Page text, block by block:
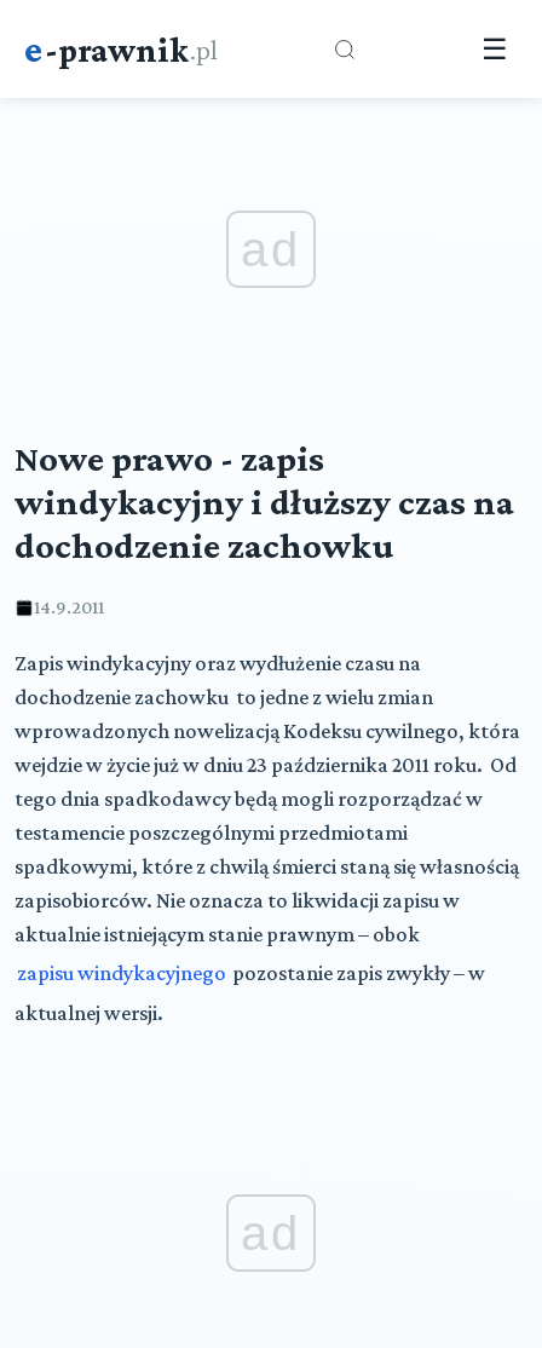
e-prawnik.pl ☰
ad
Nowe prawo - zapis
windykacyjny i dłuższy czas na
dochodzenie zachowku
14.9.2011
Zapis windykacyjny oraz wydłużenie czasu na
dochodzenie zachowku to jedne z wielu zmian
wprowadzonych nowelizacją Kodeksu cywilnego, która
wejdzie w życie już w dniu 23 października 2011 roku. Od
tego dnia spadkodawcy będą mogli rozporządzać w
testamencie poszczególnymi przedmiotami
spadkowymi, które z chwilą śmierci staną się własnością
zapisobiorców. Nie oznacza to likwidacji zapisu w
aktualnie istniejącym stanie prawnym – obok
zapisu windykacyjnego pozostanie zapis zwykły – w
aktualnej wersji.
ad